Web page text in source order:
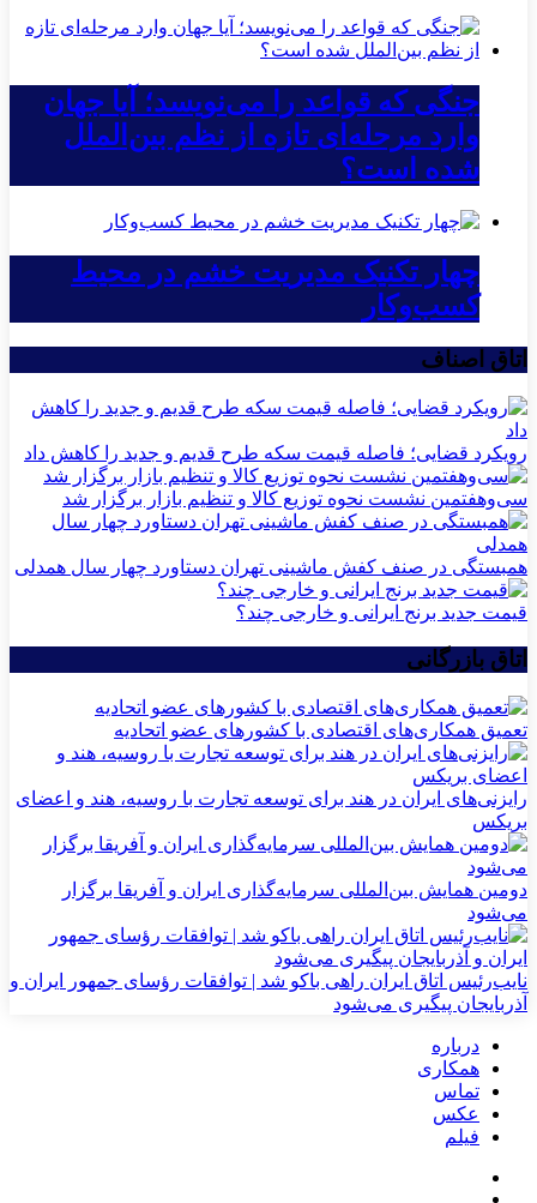
جنگی که قواعد را می‌نویسد؛ آیا جهان
وارد مرحله‌ای تازه از نظم بین‌الملل
شده است؟
چهار تکنیک مدیریت خشم در محیط
کسب‌وکار
اتاق اصناف
رویکرد قضایی؛ فاصله قیمت سکه طرح قدیم و جدید را کاهش داد
سی‌و‌هفتمین نشست نحوه توزیع کالا و تنظیم بازار برگزار شد
همبستگی در صنف کفش ماشینی تهران دستاورد چهار سال همدلی
قیمت جدید برنج ایرانی و خارجی چند؟
اتاق بازرگانی
تعمیق همکاری‌های اقتصادی با کشورهای عضو اتحادیه
رایزنی‌های ایران در هند برای توسعه تجارت با روسیه، هند و اعضای
بریکس
دومین همایش بین‌المللی سرمایه‌گذاری ایران و آفریقا برگزار
می‌شود
نایب‌رئیس اتاق ایران راهی باکو شد | توافقات رؤسای جمهور ایران و
آذربایجان پیگیری می‌شود
درباره
همکاری
تماس
عکس
فیلم